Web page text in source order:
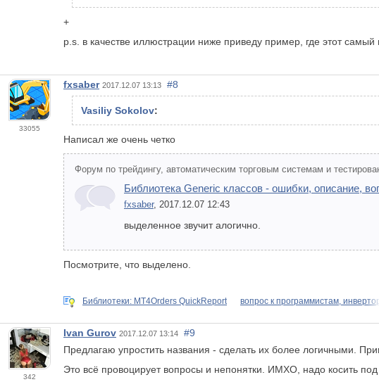
+
p.s. в качестве иллюстрации ниже приведу пример, где этот
33055
fxsaber 2017.12.07 13:13 #8
Vasiliy Sokolov:
Написал же очень четко
Форум по трейдингу, автоматическим торговым системам и
Библиотека Generic классов - ошибки, описание,
fxsaber, 2017.12.07 12:43
выделенное звучит алогично.
Посмотрите, что выделено.
Библиотеки: MT4Orders QuickReport вопрос к программистам, инвертор
342
Ivan Gurov 2017.12.07 13:14
#9
Предлагаю упростить названия - сделать их более логичными.
Это всё провоцирует вопросы и непонятки. ИМХО, надо косить